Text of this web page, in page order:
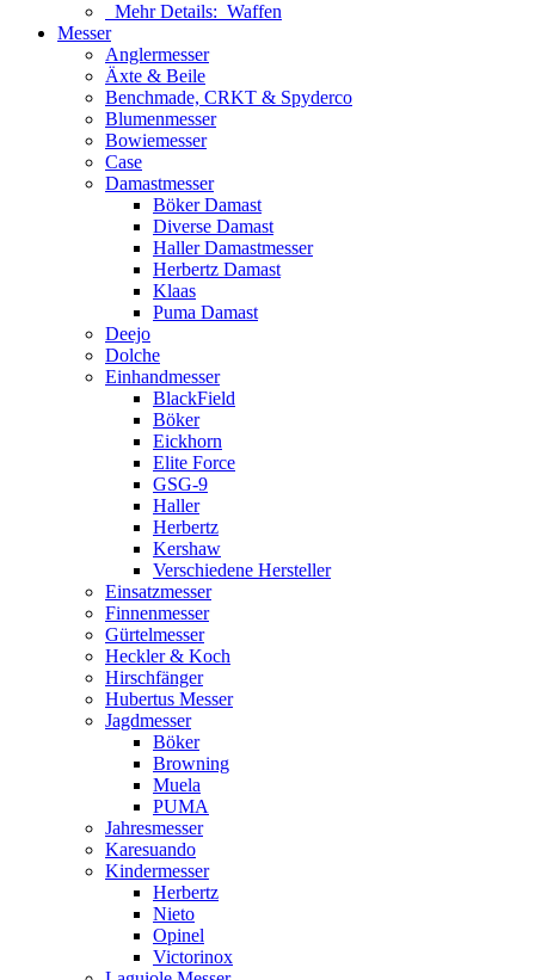
Mehr Details: Waffen
Messer
Anglermesser
Äxte & Beile
Benchmade, CRKT & Spyderco
Blumenmesser
Bowiemesser
Case
Damastmesser
Böker Damast
Diverse Damast
Haller Damastmesser
Herbertz Damast
Klaas
Puma Damast
Deejo
Dolche
Einhandmesser
BlackField
Böker
Eickhorn
Elite Force
GSG-9
Haller
Herbertz
Kershaw
Verschiedene Hersteller
Einsatzmesser
Finnenmesser
Gürtelmesser
Heckler & Koch
Hirschfänger
Hubertus Messer
Jagdmesser
Böker
Browning
Muela
PUMA
Jahresmesser
Karesuando
Kindermesser
Herbertz
Nieto
Opinel
Victorinox